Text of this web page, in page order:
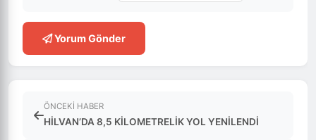
Yorum Gönder
ÖNCEKI HABER
HİLVAN’DA 8,5 KİLOMETRELİK YOL YENİLENDİ